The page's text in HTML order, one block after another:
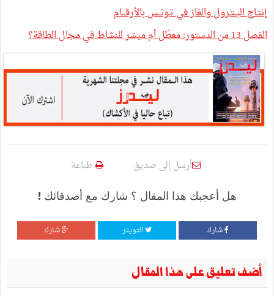
إنتـاج البــتـرول والغاز في تـونــس بالأرقـــام
الفصل 13 من الدستور: معطّل أم ميسّر للنشاط في مجال الطاقة؟
أرسل إلى صديق طباعة
هل أعجبك هذا المقال ؟ شارك مع أصدقائك !
شارك التويتر شارك
أضف تعليق على هذا المقال